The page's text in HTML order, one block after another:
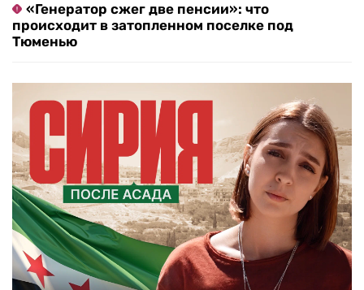
«Генератор сжег две пенсии»: что
происходит в затопленном поселке под
Тюменью